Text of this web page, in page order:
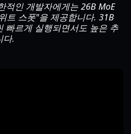
적인 개발자에게는 26B MoE
트 스폿"을 제공합니다. 31B
빠르게 실행되면서도 높은 추
다.